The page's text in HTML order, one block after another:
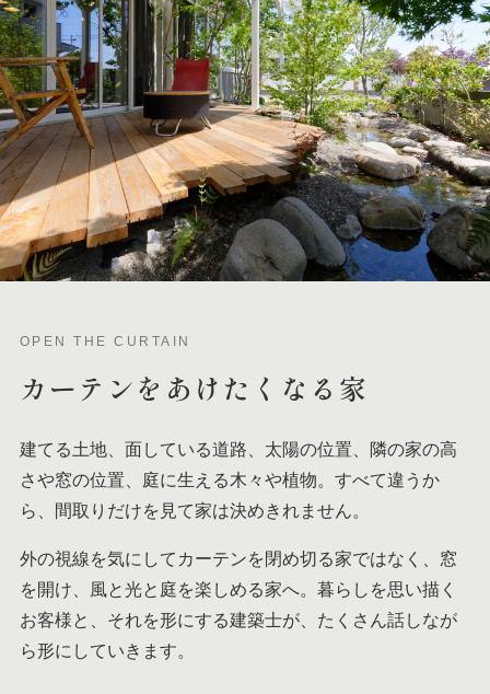
OPEN THE CURTAIN
カーテンを あけたくなる家
建てる土地、面している道路、太陽の位置、隣の家の高
さや窓の位置、庭に生える木々や植物。すべて違うか
ら、間取りだけを見て家は決めきれません。
外の視線を気にしてカーテンを閉め切る家ではなく、窓
を開け、風と光と庭を楽しめる家へ。暮らしを思い描く
お客様と、それを形にする建築士が、たくさん話しなが
ら形にしていきます。